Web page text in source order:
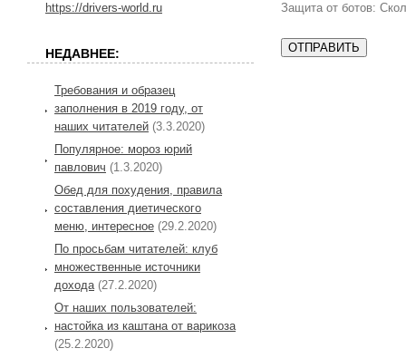
Защита от ботов:
https://drivers-world.ru
НЕДАВНЕЕ:
Требования и образец
заполнения в 2019 году, от
наших читателей (3.3.2020)
Популярное: мороз юрий
павлович (1.3.2020)
Обед для похудения, правила
составления диетического
меню, интересное (29.2.2020)
По просьбам читателей: клуб
множественные источники
дохода (27.2.2020)
От наших пользователей:
настойка из каштана от варикоза
(25.2.2020)